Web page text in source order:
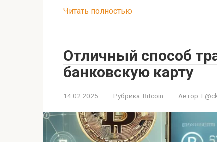
Читать полностью
Отличный способ
банковскую карту
14.02.2025 Рубрика: Bitcoin Автор: